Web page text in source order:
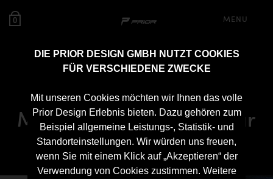
DIE PRIOR DESIGN GMBH NUTZT COOKIES
FÜR VERSCHIEDENE ZWECKE
Mit unseren Cookies möchten wir Ihnen das volle
Prior Design Erlebnis bieten. Dazu gehören zum
Beispiel allgemeine Leistungs-, Statistik- und
Standorteinstellungen. Wir würden uns freuen,
wenn Sie mit einem Klick auf „Akzeptieren“ der
Verwendung von Cookies zustimmen. Weitere
0 MENU
PD700
Motorhaubenaufsatz für
Lamborghini Urus